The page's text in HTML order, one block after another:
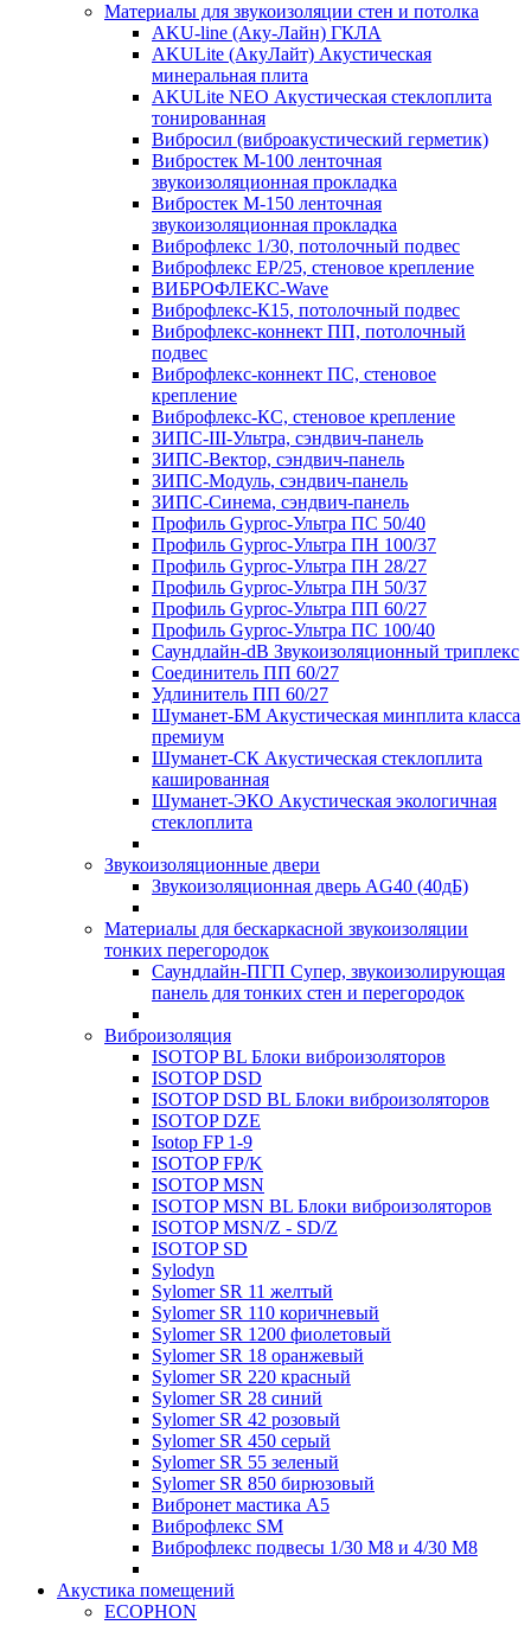
Материалы для звукоизоляции стен и потолка
AKU-line (Aку-Лайн) ГКЛА
AKULite (АкуЛайт) Акустическая
минеральная плита
AKULite NEO Акустическая стеклоплита
тонированная
Вибросил (виброакустический герметик)
Вибростек М-100 ленточная
звукоизоляционная прокладка
Вибростек М-150 ленточная
звукоизоляционная прокладка
Виброфлекс 1/30, потолочный подвес
Виброфлекс EP/25, стеновое крепление
ВИБРОФЛЕКС-Wave
Виброфлекс-К15, потолочный подвес
Виброфлекс-коннект ПП, потолочный
подвес
Виброфлекс-коннект ПС, стеновое
крепление
Виброфлекс-КС, стеновое крепление
ЗИПС-III-Ультра, сэндвич-панель
ЗИПС-Вектор, сэндвич-панель
ЗИПС-Модуль, сэндвич-панель
ЗИПС-Синема, сэндвич-панель
Профиль Gyproc-Ультра ПC 50/40
Профиль Gyproc-Ультра ПН 100/37
Профиль Gyproc-Ультра ПН 28/27
Профиль Gyproc-Ультра ПН 50/37
Профиль Gyproc-Ультра ПП 60/27
Профиль Gyproc-Ультра ПС 100/40
Саундлайн-dB Звукоизоляционный триплекс
Соединитель ПП 60/27
Удлинитель ПП 60/27
Шуманет-БМ Акустическая минплита класса
премиум
Шуманет-СК Акустическая стеклоплита
кашированная
Шуманет-ЭКО Акустическая экологичная
стеклоплита
Звукоизоляционные двери
Звукоизоляционная дверь AG40 (40дБ)
Материалы для бескаркасной звукоизоляции
тонких перегородок
Саундлайн-ПГП Супер, звукоизолирующая
панель для тонких стен и перегородок
Виброизоляция
ISOTOP BL Блоки виброизоляторов
ISOTOP DSD
ISOTOP DSD BL Блоки виброизоляторов
ISOTOP DZE
Isotop FP 1-9
ISOTOP FP/K
ISOTOP MSN
ISOTOP MSN BL Блоки виброизоляторов
ISOTOP MSN/Z - SD/Z
ISOTOP SD
Sylodyn
Sylomer SR 11 желтый
Sylomer SR 110 коричневый
Sylomer SR 1200 фиолетовый
Sylomer SR 18 оранжевый
Sylomer SR 220 красный
Sylomer SR 28 синий
Sylomer SR 42 розовый
Sylomer SR 450 серый
Sylomer SR 55 зеленый
Sylomer SR 850 бирюзовый
Вибронет мастика А5
Виброфлекс SM
Виброфлекс подвесы 1/30 М8 и 4/30 М8
Акустика помещений
ECOPHON